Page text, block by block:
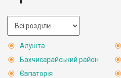
Алушта
Бахчисарайський район
Євпаторія